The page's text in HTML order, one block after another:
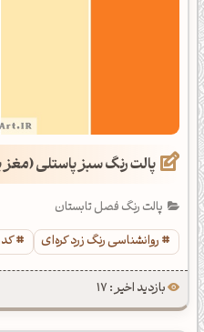
پالت رنگ سبز پاستلی (مغز
پالت رنگ فصل تابستان
روانشناسی رنگ زرد کره‌ای
بازدید اخیر : 17